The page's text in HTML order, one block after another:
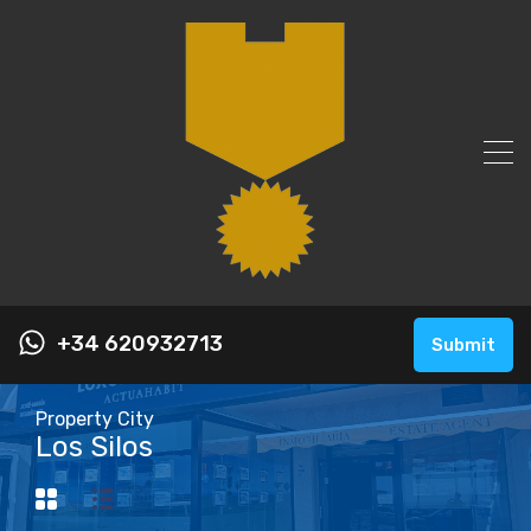
+34 620932713 Submit
Property City
Los Silos